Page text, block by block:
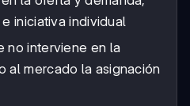
iniciativa individual
no interviene en la
al mercado la asignación